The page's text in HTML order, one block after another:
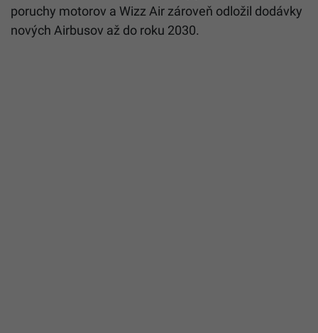
poruchy motorov a Wizz Air zároveň odložil dodávky
nových Airbusov až do roku 2030.